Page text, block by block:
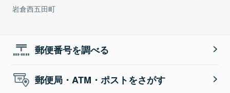
岩倉西五田町
郵便番号を調べる
郵便局・ATM・ポストをさがす